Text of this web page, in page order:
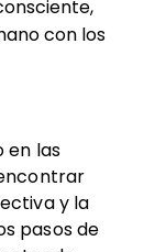
con los
en las
y la
pasos de